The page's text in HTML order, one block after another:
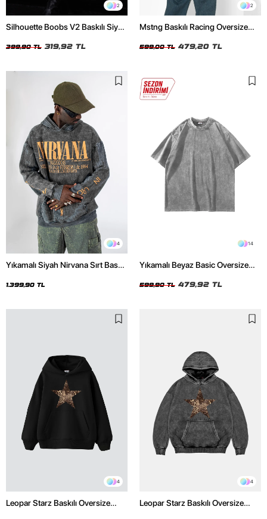
2
Silhouette Boobs V2 Baskılı Siyah
399,90 TL 319,92 TL
2
Mstng Baskılı Racing Oversize
599,00 TL 479,20 TL
4
Yıkamalı Siyah Nirvana Sırt Baskılı
1.399,90 TL
14
Yıkamalı Beyaz Basic Oversize
599,90 TL 479,92 TL
4
Leopar Starz Baskılı Oversize
4
Leopar Starz Baskılı Oversize